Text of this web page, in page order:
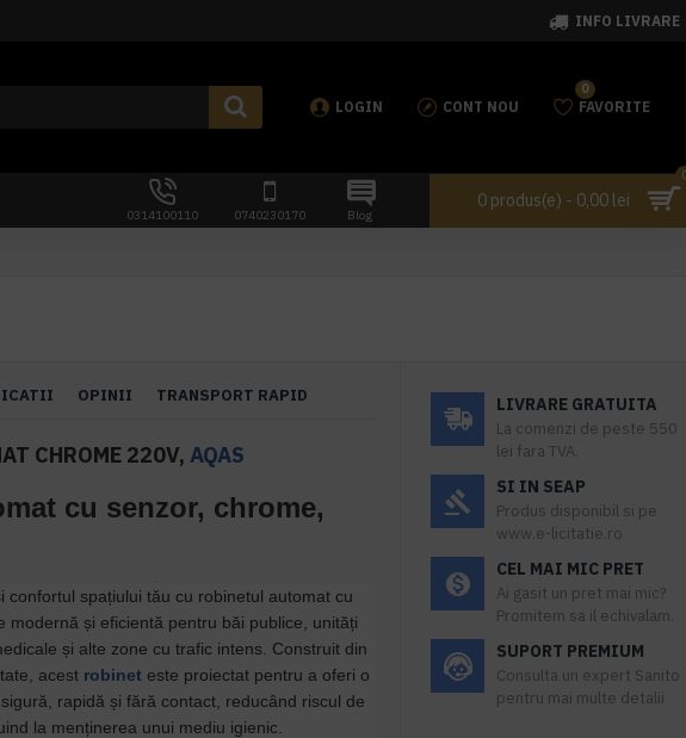
INFO LIVRARE
LOGIN CONT NOU FAVORITE
0
0314100110 0740230170 Blog
0 produs(e) - 0,00 lei
OPINII TRANSPORT RAPID
CHROME 220V,AQAS
cu senzor, chrome,
confortul spațiului tău cu robinetul automat cu
modernă și eficientă pentru băi publice, unități
și alte zone cu trafic intens. Construit din
acest robinet este proiectat pentru a oferi o
rapidă și fără contact, reducând riscul de
la menținerea unui mediu igienic.
LIVRARE GRATUITA
La comenzi de peste 550
lei fara TVA.
SI IN SEAP
Produs disponibil si pe
www.e-licitatie.ro
CEL MAI MIC PRET
Ai gasit un pret mai mic?
Promitem sa il echivalam.
SUPORT PREMIUM
Consulta un expert Sanito
pentru mai multe detalii